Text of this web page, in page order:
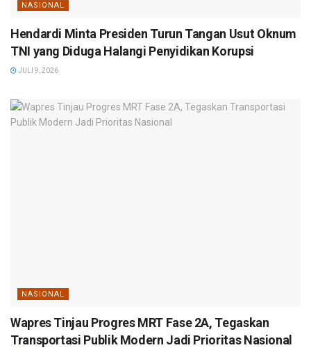
NASIONAL
Hendardi Minta Presiden Turun Tangan Usut Oknum
TNI yang Diduga Halangi Penyidikan Korupsi
JULI 9, 2026
NASIONAL
Wapres Tinjau Progres MRT Fase 2A, Tegaskan
Transportasi Publik Modern Jadi Prioritas Nasional